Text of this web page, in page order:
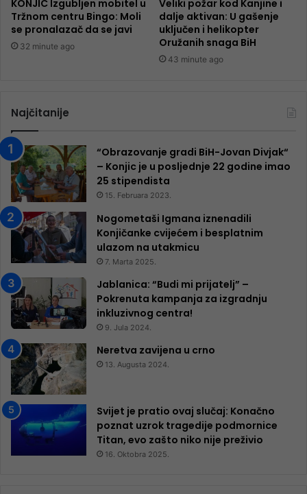
KONJIC Izgubljen mobitel u
Tržnom centru Bingo: Moli
se pronalazač da se javi
32 minute ago
Veliki požar kod Kanjine i
dalje aktivan: U gašenje
uključen i helikopter
Oružanih snaga BiH
43 minute ago
Najčitanije
“Obrazovanje gradi BiH-Jovan Divjak“
– Konjic je u posljednje 22 godine imao
25 ​​stipendista
15. Februara 2023.
Nogometaši Igmana iznenadili
Konjičanke cvijećem i besplatnim
ulazom na utakmicu
7. Marta 2025.
Jablanica: “Budi mi prijatelj” –
Pokrenuta kampanja za izgradnju
inkluzivnog centra!
9. Jula 2024.
Neretva zavijena u crno
13. Augusta 2024.
Svijet je pratio ovaj slučaj: Konačno
poznat uzrok tragedije podmornice
Titan, evo zašto niko nije preživio
16. Oktobra 2025.